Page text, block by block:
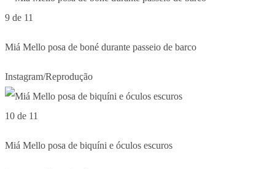
9 de 11
Miá Mello posa de boné durante passeio de barco
Instagram/Reprodução
10 de 11
Miá Mello posa de biquíni e óculos escuros